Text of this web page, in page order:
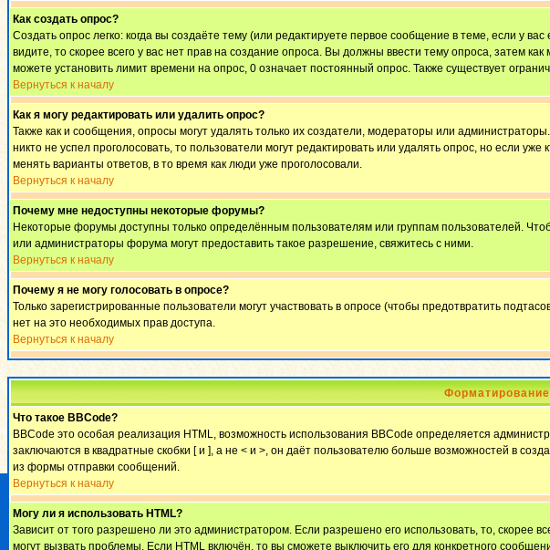
Как создать опрос?
Создать опрос легко: когда вы создаёте тему (или редактируете первое сообщение в теме, если у
видите, то скорее всего у вас нет прав на создание опроса. Вы должны ввести тему опроса, затем
можете установить лимит времени на опрос, 0 означает постоянный опрос. Также существует
Вернуться к началу
Как я могу редактировать или удалить опрос?
Также как и сообщения, опросы могут удалять только их создатели, модераторы или
никто не успел проголосовать, то пользователи могут редактировать или удалять опрос, но если
менять варианты ответов, в то время как люди уже проголосовали.
Вернуться к началу
Почему мне недоступны некоторые форумы?
Некоторые форумы доступны только определённым пользователям или группам пользователей.
или администраторы форума могут предоставить такое разрешение, свяжитесь с ними.
Вернуться к началу
Почему я не могу голосовать в опросе?
Только зарегистрированные пользователи могут участвовать в опросе (чтобы предотвратить
нет на это необходимых прав доступа.
Вернуться к началу
Что такое BBCode?
BBCode это особая реализация HTML, возможность использования BBCode определяется
заключаются в квадратные скобки [ и ], а не < и >, он даёт пользователю больше возможностей в
из формы отправки сообщений.
Вернуться к началу
Могу ли я использовать HTML?
Зависит от того разрешено ли это администратором. Если разрешено его использовать, то, скорее
могут вызвать проблемы. Если HTML включён, то вы сможете выключить его для конкретного